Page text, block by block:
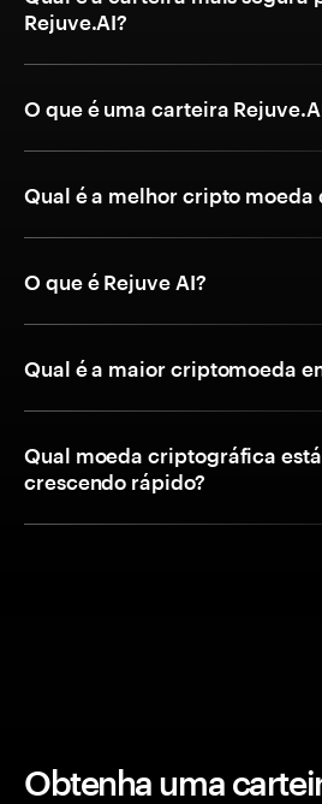
Rejuve.AI?
O que é uma carteira
Qual é a melhor cripto moeda
O que é Rejuve AI?
Qual é a maior criptomoeda
Qual moeda criptográfica está
crescendo rápido?
Obtenha uma